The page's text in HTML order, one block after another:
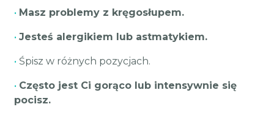
• Masz problemy z kręgosłupem.
• Jesteś alergikiem lub astmatykiem.
• Śpisz w różnych pozycjach.
• Często jest Ci gorąco lub intensywnie się
pocisz.